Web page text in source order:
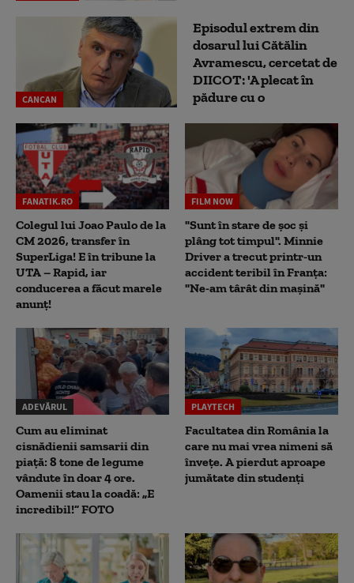
CANCAN
Episodul extrem din
dosarul lui Cătălin
Avramescu, cercetat de
DIICOT: 'A plecat în
pădure cu o
FANATIK.RO
Colegul lui Joao Paulo de la
CM 2026, transfer în
SuperLiga! E în tribune la
UTA – Rapid, iar
conducerea a făcut marele
anunț!
FILM NOW
"Sunt în stare de șoc și
plâng tot timpul". Minnie
Driver a trecut printr-un
accident teribil în Franța:
"Ne-am târât din mașină"
ADEVĂRUL
Cum au eliminat
cisnădienii samsarii din
piață: 8 tone de legume
vândute în doar 4 ore.
Oamenii stau la coadă: „E
incredibil!” FOTO
PLAYTECH
Facultatea din România la
care nu mai vrea nimeni să
înveţe. A pierdut aproape
jumătate din studenţi